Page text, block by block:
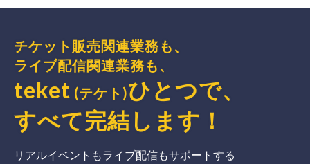
チケット販売関連業務も、
ライブ配信関連業務も、
teket (テケト)ひとつで、
すべて完結 します ！
リアルイベントもライブ配信もサポートする